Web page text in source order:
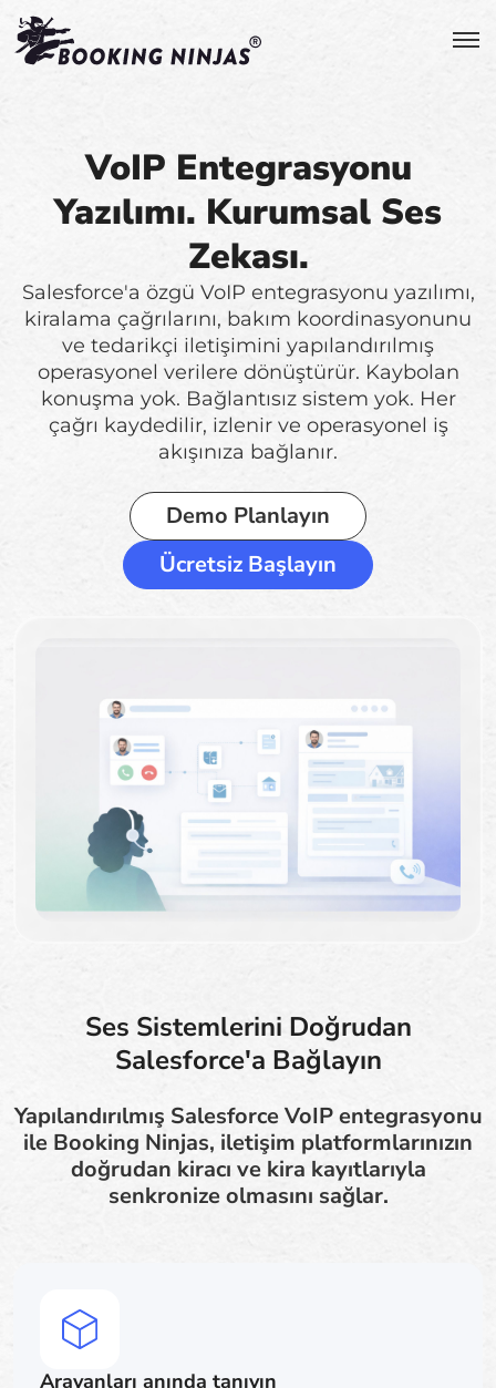
VoIP Entegrasyonu
Yazılımı. Kurumsal Ses
Zekası.
Salesforce'a özgü VoIP entegrasyonu yazılımı,
kiralama çağrılarını, bakım koordinasyonunu
ve tedarikçi iletişimini yapılandırılmış
operasyonel verilere dönüştürür. Kaybolan
konuşma yok. Bağlantısız sistem yok. Her
çağrı kaydedilir, izlenir ve operasyonel iş
akışınıza bağlanır.
Demo Planlayın
Ücretsiz Başlayın
Ses Sistemlerini Doğrudan
Salesforce'a Bağlayın
Yapılandırılmış Salesforce VoIP entegrasyonu
ile Booking Ninjas, iletişim platformlarınızın
doğrudan kiracı ve kira kayıtlarıyla
senkronize olmasını sağlar.
Arayanları anında tanıyın